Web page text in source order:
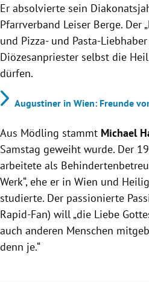
Er absolvierte sein
Pfarrverband Leiser Berge. Der
und Pizza- und Pasta-
Diözesanpriester selbst die
dürfen.
Augustiner in Wien: Freunde
Aus Mödling stammt Michael
Samstag geweiht wurde. Der
arbeitete als
Werk“, ehe er in Wien und
studierte. Der passionierte
Rapid-Fan) will „die Liebe
auch anderen Menschen
denn je.“